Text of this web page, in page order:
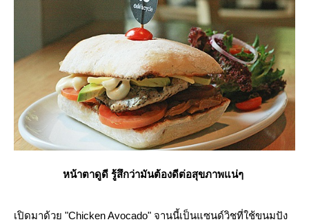
หน้าตาดูดี รู้สึกว่ามันต้องดีต่อสุขภาพแน่ๆ
เปิดมาด้วย "Chicken Avocado" จานนี้เป็นแซนด์วิชที่ใช้ขนมปัง